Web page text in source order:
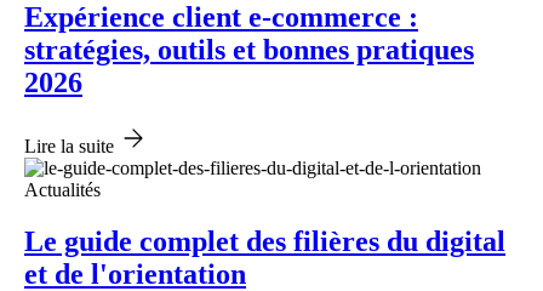
Expérience client e-commerce :
stratégies, outils et bonnes pratiques
2026
Lire la suite
Actualités
Le guide complet des filières du digital
et de l'orientation